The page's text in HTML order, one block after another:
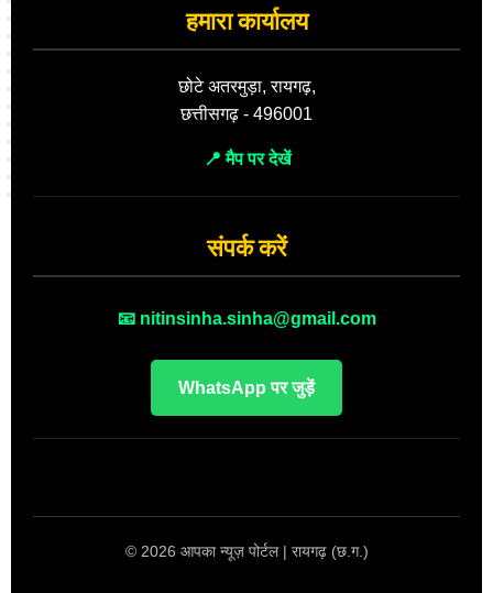
हमारा कार्यालय
छोटे अतरमुड़ा, रायगढ़,
छत्तीसगढ़ - 496001
📍 मैप पर देखें
संपर्क करें
📧 nitinsinha.sinha@gmail.com
WhatsApp पर जुड़ें
© 2026 आपका न्यूज़ पोर्टल | रायगढ़ (छ.ग.)